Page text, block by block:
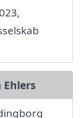
Ehlers